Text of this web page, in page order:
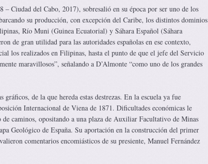
Ciudad del Cabo, 2017), sobresalió en su época por ser uno de los
su producción, con excepción del Caribe, los distintos dominios
Río Muni (Guinea Ecuatorial) y Sáhara Español (Sáhara
de gran utilidad para las autoridades españolas en ese contexto,
los realizados en Filipinas, hasta el punto de que el jefe del Servicio
maravillosos”, señalando a D’Almonte “como uno de los grandes
de la que hereda estas destrezas. En la escuela ya fue
Internacional de Viena de 1871. Dificultades económicas le
caminos, opositando a una plaza de Auxiliar Facultativo de Minas
Geológico de España. Su aportación en la construcción del primer
comentarios encomiásticos de su presiente, Manuel Fernández